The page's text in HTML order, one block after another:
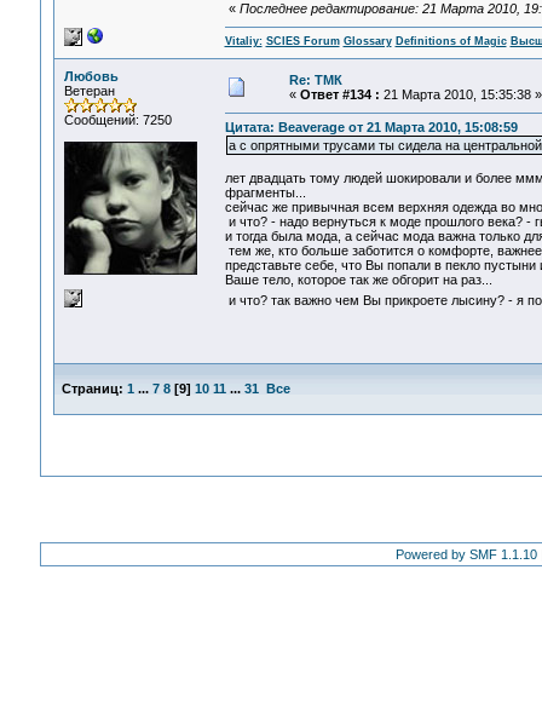
« Последнее редактирование: 21 Марта 2010,
Vitaliy: SCIES Forum Glossary Definitions of Magic
Любовь
Ветеран
Сообщений: 7250
Re: ТМК
« Ответ #134 : 21 Марта 2010, 15:35:38 »
Цитата: Beaverage от 21 Марта 2010, 15:08:59
а с опрятными трусами ты сидела на
лет двадцать тому людей шокировали и более
фрагменты...
сейчас же привычная всем верхняя одежда во
и что? - надо вернуться к моде прошлого века?
и тогда была мода, а сейчас мода важна только
тем же, кто больше заботится о комфорте,
представьте себе, что Вы попали в пекло
Ваше тело, которое так же обгорит на раз...
и что? так важно чем Вы прикроете лысину? - я
Страниц: 1 ... 7 8[9] 10 11 ... 31 Все
Powered by SMF 1.1.10